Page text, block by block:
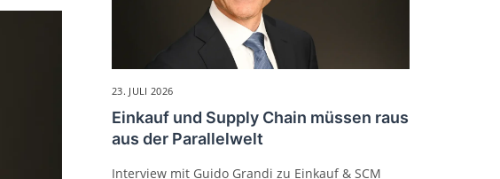
23. JULI 2026
Einkauf und Supply Chain müssen raus
aus der Parallelwelt
Interview mit Guido Grandi zu Einkauf & SCM